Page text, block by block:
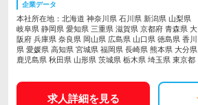
企業データ
本社所在地：北海道 神奈川県 石川県 新潟県 山梨県
岐阜県 静岡県 愛知県 三重県 滋賀県 京都府 青森県 大
阪府 兵庫県 奈良県 岡山県 広島県 山口県 徳島県 香川
県 愛媛県 高知県 宮城県 福岡県 長崎県 熊本県 大分県
鹿児島県 秋田県 山形県 茨城県 栃木県 埼玉県 東京都
求人詳細を見る